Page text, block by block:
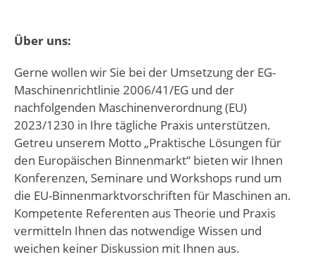
Über uns:
Gerne wollen wir Sie bei der Umsetzung der EG-
Maschinenrichtlinie 2006/41/EG und der
nachfolgenden Maschinenverordnung (EU)
2023/1230 in Ihre tägliche Praxis unterstützen.
Getreu unserem Motto „Praktische Lösungen für
den Europäischen Binnenmarkt“ bieten wir Ihnen
Konferenzen, Seminare und Workshops rund um
die EU-Binnenmarktvorschriften für Maschinen an.
Kompetente Referenten aus Theorie und Praxis
vermitteln Ihnen das notwendige Wissen und
weichen keiner Diskussion mit Ihnen aus.